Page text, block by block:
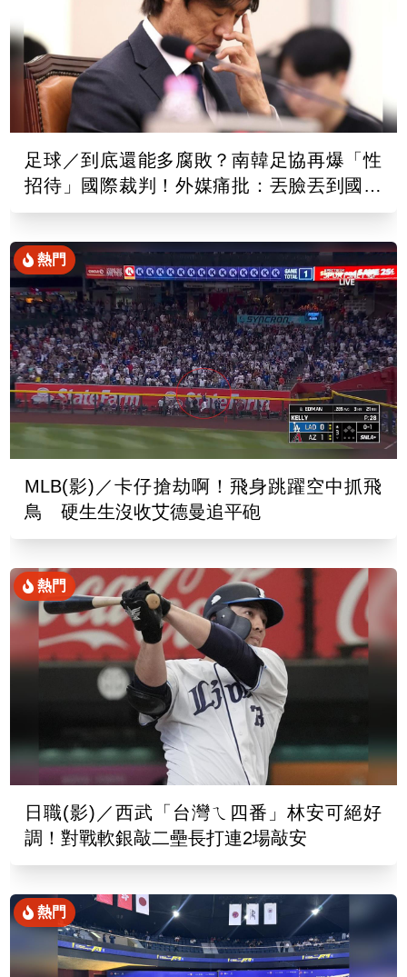
足球／到底還能多腐敗？南韓足協再爆「性
招待」國際裁判！外媒痛批：丟臉丟到國外
去
熱門
MLB(影)／卡仔搶劫啊！飛身跳躍空中抓飛
鳥 硬生生沒收艾德曼追平砲
熱門
日職(影)／西武「台灣ㄟ四番」林安可絕好
調！對戰軟銀敲二壘長打連2場敲安
熱門